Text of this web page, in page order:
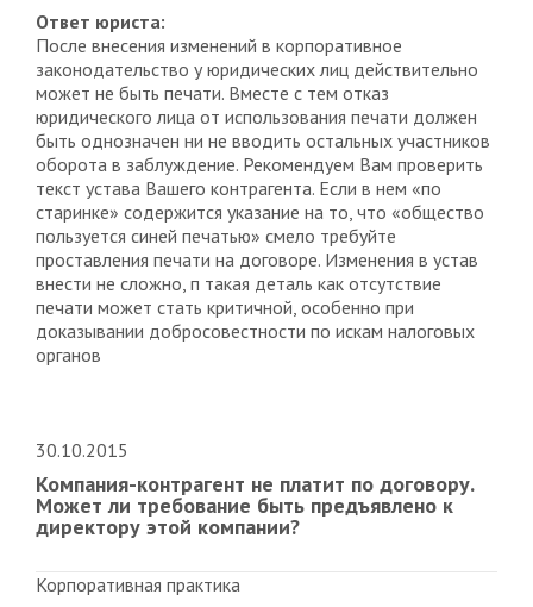
Ответ юриста:
После внесения изменений в корпоративное
законодательство у юридических лиц действительно
может не быть печати. Вместе с тем отказ
юридического лица от использования печати должен
быть однозначен ни не вводить остальных участников
оборота в заблуждение. Рекомендуем Вам проверить
текст устава Вашего контрагента. Если в нем «по
старинке» содержится указание на то, что «общество
пользуется синей печатью» смело требуйте
проставления печати на договоре. Изменения в устав
внести не сложно, п такая деталь как отсутствие
печати может стать критичной, особенно при
доказывании добросовестности по искам налоговых
органов
30.10.2015
Компания-контрагент не платит по договору.
Может ли требование быть предъявлено к
директору этой компании?
Корпоративная практика